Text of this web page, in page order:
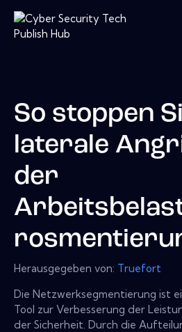
So stoppen
laterale
der
Herausgegeben von: Truefort
Die Netzwerksegmentierung ist
Tool zur Verbesserung der
der Sicherheit. Durch die